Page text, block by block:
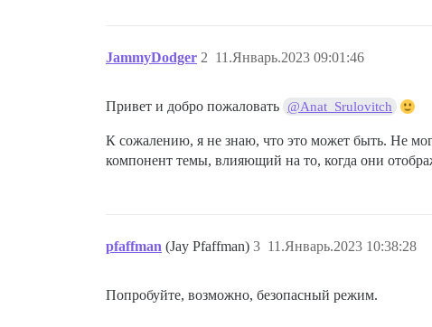
JammyDodger 11.Январь.2023 09:01:46
2
Привет и добро пожаловать @Anat_Srulovitch
К сожалению, я не знаю, что это может быть. Не
компонент темы, влияющий на то, когда они
pfaffman (Jay Pfaffman) 11.Январь.2023 10:38:28
3
Попробуйте, возможно, безопасный режим.